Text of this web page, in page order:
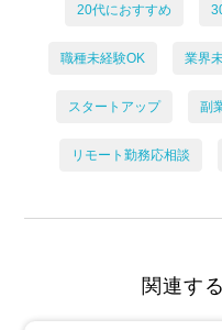
20代におすすめ
職種未経験OK 業界
スタートアップ 副
リモート勤務応相談
関連す